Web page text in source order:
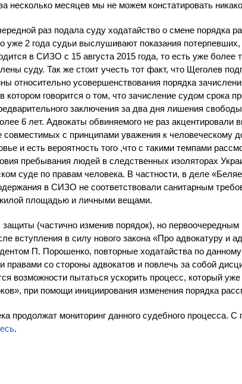
несколько месяцев мы не можем констатировать
раз подала суду ходатайство о смене порядка
уже 2 года судьи выслушивают показания
в СИЗО с 15 августа 2015 года, то есть уже более
суду. Так же стоит учесть тот факт, что Щеголев
относительно усовершенствования порядка
котором говорится о том, что зачисление судом срока
заключения за два дня лишения
6 лет. Адвокаты обвиняемого не раз акцентировали
с принципами уважения к человеческому
и есть вероятность того ,что с такими темпами
пребывания людей в следственных изоляторах
суде по правам человека. В частности, в деле
в СИЗО не соответствовали санитарным
площадью и личными вещами.
(частично изменив порядок), но
вступления в силу нового закона «Про адвокатуру и
П. Порошенко, повторные ходатайства по
правами со стороны адвокатов и повлечь за собой
возможности пытаться ускорить процесс, который
при помощи инициирования изменения порядка
продолжат мониторинг данного судебного процесса.
.